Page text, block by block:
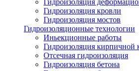
Гидроизоляция
Гидроизоляция кровли
Гидроизоляция мостов
Гидроизоляционные технологии
Иньекционные работы
Гидроизоляция кирпичной
Отсечная гидроизоляция
Гидроизоляция бетона